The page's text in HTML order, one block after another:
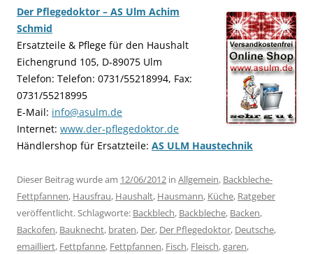
Der Pflegedoktor – AS Ulm Achim
Schmid
Ersatzteile & Pflege für den Haushalt
Eichengrund 105, D-89075 Ulm
Telefon: Telefon: 0731/55218994, Fax:
0731/55218995
E-Mail: info@asulm.de
Internet: www.der-pflegedoktor.de
Händlershop für Ersatzteile: AS ULM Haustechnik
Dieser Beitrag wurde am 12/06/2012 in Allgemein, Backbleche-
Fettpfannen, Hausfrau, Haushalt, Hausmann, Küche, Ratgeber
veröffentlicht. Schlagworte: Backblech, Backbleche, Backen,
Backofen, Bauknecht, braten, Der, Der Pflegedoktor, Deutsche,
emailliert, Fettpfanne, Fettpfannen, Fisch, Fleisch,garen,